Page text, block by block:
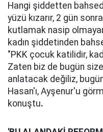
Hangi şiddetten
yüzü kızarır, 2 gün
kutlamak nasip
kadın şiddetinden
"PKK çocuk katilidir,
Zaten biz de bugün
anlatacak değiliz,
Hasan'ı, Ayşenur'u
konuştu.